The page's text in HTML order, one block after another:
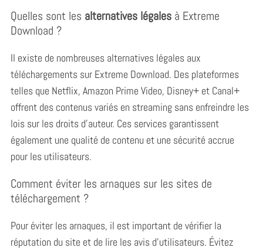
Quelles sont les alternatives légalesà Extreme
Download ?
Il existe de nombreuses alternatives légales aux
téléchargements sur Extreme Download. Des plateformes
telles que Netflix, Amazon Prime Video, Disney+ et Canal+
offrent des contenus variés en streaming sans enfreindre les
lois sur les droits d’auteur. Ces services garantissent
également une qualité de contenu et une sécurité accrue
pour les utilisateurs.
Comment éviter les arnaques sur les sites de
téléchargement ?
Pour éviter les arnaques, il est important de vérifier la
réputation du site et de lire les avis d’utilisateurs. Évitez